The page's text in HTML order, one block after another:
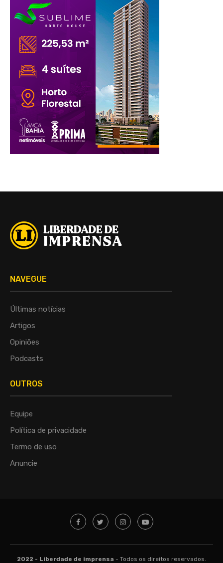
NAVEGUE
Últimas notícias
Artigos
Opiniões
Podcasts
OUTROS
Equipe
Política de privacidade
Termo de uso
Anuncie
2022 - Liberdade de imprensa - Todos os direitos reservados.